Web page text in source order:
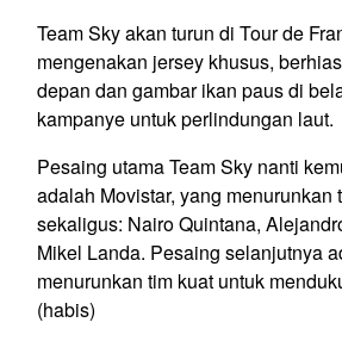
Team Sky akan turun di Tour de
mengenakan jersey khusus,
depan dan gambar ikan paus di
kampanye untuk perlindungan laut.
Pesaing utama Team Sky nanti
adalah Movistar, yang menurunkan
sekaligus: Nairo Quintana,
Mikel Landa. Pesaing selanjutnya
menurunkan tim kuat untuk
(habis)